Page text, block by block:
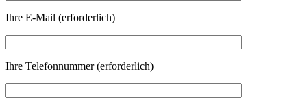
Ihre E-Mail (erforderlich)
Ihre Telefonnummer (erforderlich)